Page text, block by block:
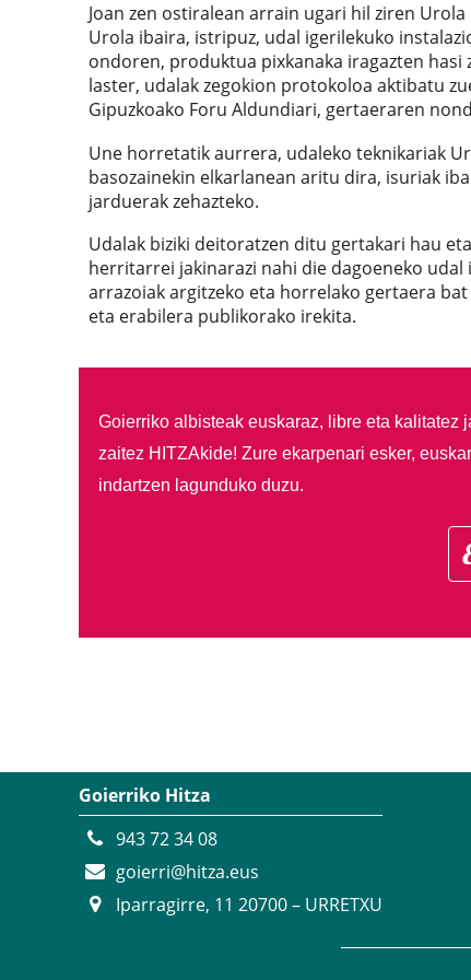
Joan zen ostiralean arrain ugari hil ziren
Urola ibaira, istripuz, udal igerilekuko
ondoren, produktua pixkanaka iragazten
laster, udalak zegokion protokoloa aktibatu
Gipuzkoako Foru Aldundiari, gertaeraren
Une horretatik aurrera, udaleko teknikariak
basozainekin elkarlanean aritu dira, isuriak
jarduerak zehazteko.
Udalak biziki deitoratzen ditu gertakari hau
herritarrei jakinarazi nahi die dagoeneko
arrazoiak argitzeko eta horrelako gertaera
eta erabilera publikorako irekita.
Goierriko albisteak euskaraz, libre eta kalitatez
zaitez HITZAkide! Zure ekarpenari esker,
indartzen lagunduko duzu.
Goierriko Hitza
943 72 34 08
goierri@hitza.eus
Iparragirre, 11 20700 – URRETXU